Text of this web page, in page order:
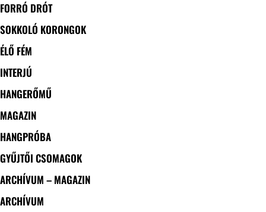
FORRÓ DRÓT
SOKKOLÓ KORONGOK
ÉLŐ FÉM
INTERJÚ
HANGERŐMŰ
MAGAZIN
HANGPRÓBA
GYŰJTŐI CSOMAGOK
ARCHÍVUM – MAGAZIN
ARCHÍVUM